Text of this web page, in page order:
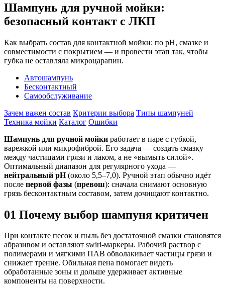
Шампунь для ручной мойки:
безопасный контакт с ЛКП
Как выбрать состав для контактной мойки: по pH, смазке и
совместимости с покрытием — и провести этап так, чтобы
губка не оставляла микроцарапин.
Автошампунь
Бесконтактный
Самообслуживание
Зачем важен состав Критерии выбора Типы шампуней
Техника мойки Каталог Ошибки
Шампунь для ручной мойки работает в паре с губкой,
варежкой или микрофиброй. Его задача — создать смазку
между частицами грязи и лаком, а не «вымыть силой».
Оптимальный диапазон для регулярного ухода —
нейтральный pH(около 5,5–7,0). Ручной этап обычно идёт
после первой фазы (превош): сначала снимают основную
грязь бесконтактным составом, затем дочищают контактно.
01 Почему выбор шампуня критичен
При контакте песок и пыль без достаточной смазки становятся
абразивом и оставляют swirl-маркеры. Рабочий раствор с
полимерами и мягкими ПАВ обволакивает частицы грязи и
снижает трение. Обильная пена помогает видеть
обработанные зоны и дольше удерживает активные
компоненты на поверхности.